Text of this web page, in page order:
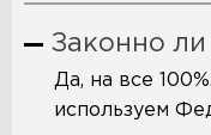
Законно ли
Да, на все
используем